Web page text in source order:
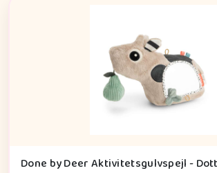
Done by Deer Aktivitetsgulvspejl -